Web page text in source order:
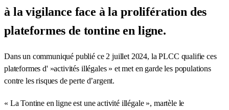
à la vigilance face à la prolifération des
plateformes de tontine en ligne.
Dans un communiqué publié ce 2 juillet 2024, la PLCC qualifie ces
plateformes d' »activités illégales » et met en garde les populations
contre les risques de perte d’argent.
« La Tontine en ligne est une activité illégale », martèle le